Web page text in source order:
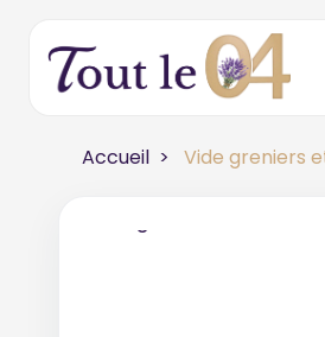
Accueil Vide greniers